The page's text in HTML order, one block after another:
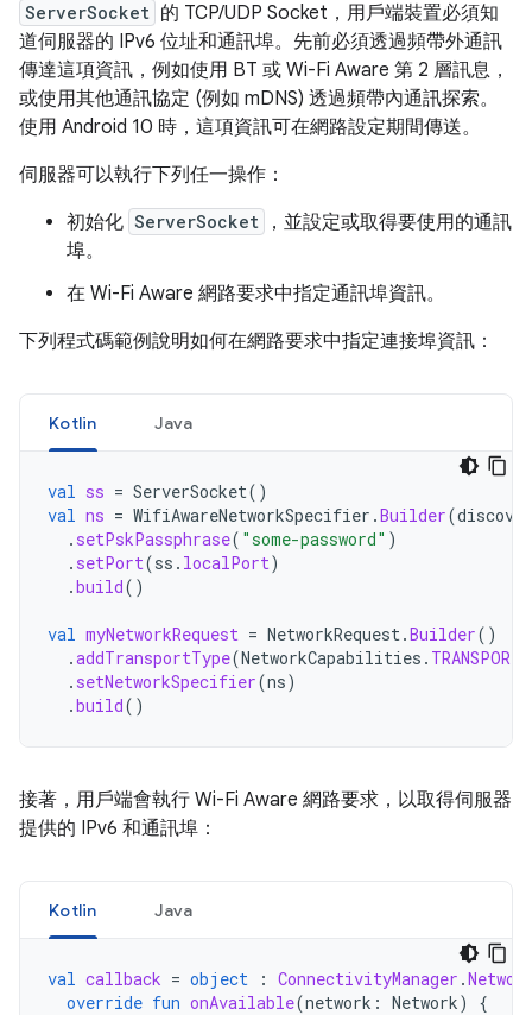
ServerSocket 的 TCP/UDP Socket，用戶端裝置必須知
道伺服器的 IPv6 位址和通訊埠。先前必須透過頻帶外通訊
傳達這項資訊，例如使用 BT 或 Wi-Fi Aware 第 2 層訊息，
或使用其他通訊協定 (例如 mDNS) 透過頻帶內通訊探索。
使用 Android 10 時，這項資訊可在網路設定期間傳送。
伺服器可以執行下列任一操作：
初始化 ServerSocket
，並設定或取得要使用的通訊
埠。
在 Wi-Fi Aware 網路要求中指定通訊埠資訊。
下列程式碼範例說明如何在網路要求中指定連接埠資訊：
Kotlin Java
val ss = ServerSocket()
val ns = WifiAwareNetworkSpecifier .Builder(
. setPskPassphrase( "some-password" )
. setPort(ss . localPort)
.build()
val myNetworkRequest = NetworkRequest.Builder()
.addTransportType(NetworkCapabilities .
. setNetworkSpecifier(ns)
.build()
接著，用戶端會執行 Wi-Fi Aware 網路要求，以取得伺服器
提供的 IPv6 和通訊埠：
Kotlin Java
val callback = object : ConnectivityManager .
override fun onAvailable(network : Network) {